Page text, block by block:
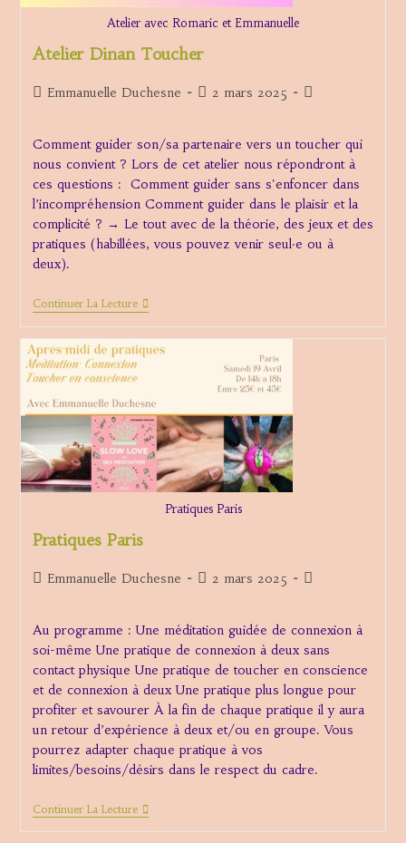
Atelier avec Romaric et Emmanuelle
Atelier Dinan Toucher
Auteur/autrice
publication :
Emmanuelle Duchesne
Publication
2 mars 2025
Post
Comment guider son/sa partenaire vers un toucher qui
nous convient ? Lors de cet atelier nous répondront à
ces questions : Comment guider sans s'enfoncer dans
l’incompréhension Comment guider dans le plaisir et la
complicité ? → Le tout avec de la théorie, des jeux et des
pratiques (habillées, vous pouvez venir seul·e ou à
deux).
Continuer La LectureAtelier
Dinan
Toucher
Pratiques Paris
Pratiques Paris
Auteur/autrice
publication :
Emmanuelle Duchesne
Publication
2 mars 2025
Post
Au programme : Une méditation guidée de connexion à
soi-même Une pratique de connexion à deux sans
contact physique Une pratique de toucher en conscience
et de connexion à deux Une pratique plus longue pour
profiter et savourer À la fin de chaque pratique il y aura
un retour d’expérience à deux et/ou en groupe. Vous
pourrez adapter chaque pratique à vos
limites/besoins/désirs dans le respect du cadre.
Continuer La LecturePratiques